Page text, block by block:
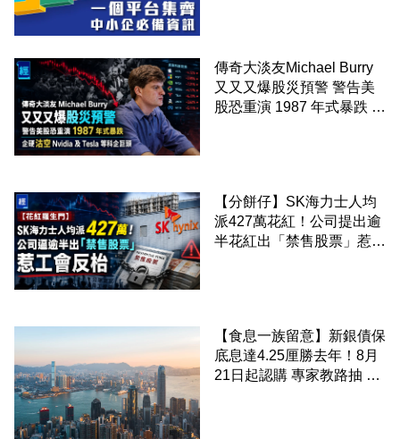
傳奇大淡友Michael Burry
又又又爆股災預警 警告美
股恐重演 1987 年式暴跌 企
【分餅仔】SK海力士人均
派427萬花紅！公司提出逾
半花紅出「禁售股票」惹工
【食息一族留意】新銀債保
底息達4.25厘勝去年！8月
21日起認購 專家教路抽 20